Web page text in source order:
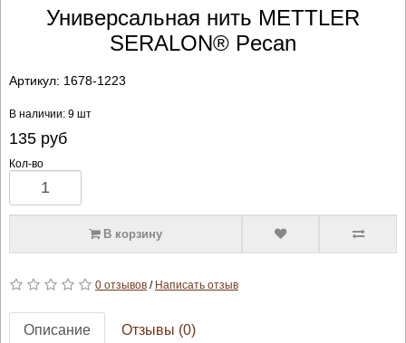
Универсальная нить METTLER
SERALON® Pecan
Артикул: 1678-1223
В наличии: 9 шт
135руб
Кол-во
В корзину
0 отзывов/ Написать отзыв
Описание Отзывы (0)